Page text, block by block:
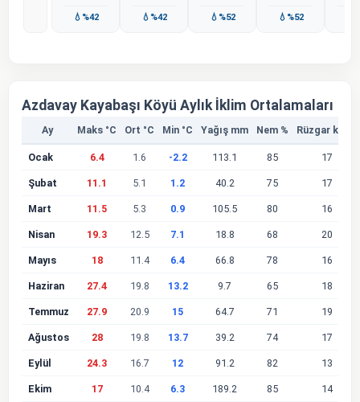
💧%42 💧%42 💧%52 💧%52
Azdavay Kayabaşı Köyü Aylık İklim Ortalamaları
Ay Maks °C Ort °C Min °C Yağış mm Nem % Rüzgar km/s
Ocak 6.4 1.6 -2.2 113.1 85 17
Şubat 11.1 5.1 1.2 40.2 75 17
Mart 11.5 5.3 0.9 105.5 80 16
Nisan 19.3 12.5 7.1 18.8 68 20
Mayıs 18 11.4 6.4 66.8 78 16
Haziran 27.4 19.8 13.2 9.7 65 18
Temmuz 27.9 20.9 15 64.7 71 19
Ağustos 28 19.8 13.7 39.2 74 17
Eylül 24.3 16.7 12 91.2 82 13
Ekim 17 10.4 6.3 189.2 85 14